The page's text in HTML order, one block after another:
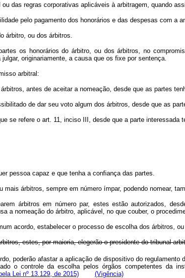
das regras corporativas aplicáveis à arbitragem, quando
pelo pagamento dos honorários e das despesas com a
árbitro, ou dos árbitros.
os honorários do árbitro, ou dos árbitros, no
originariamente, a causa que os fixe por sentença.
arbitral:
antes de aceitar a nomeação, desde que as partes
de dar seu voto algum dos árbitros, desde que as
se refere o art. 11, inciso III, desde que a parte
pessoa capaz e que tenha a confiança das partes.
mais árbitros, sempre em número ímpar, podendo nomear,
árbitros em número par, estes estão autorizados,
a nomeação do árbitro, aplicável, no que couber, o
acordo, estabelecer o processo de escolha dos árbitros,
estes, por maioria, elegerão o presidente do tribunal
poderão afastar a aplicação de dispositivo do
o controle da escolha pelos órgãos competentes da
Lei nº 13.129, de 2015) (Vigência)